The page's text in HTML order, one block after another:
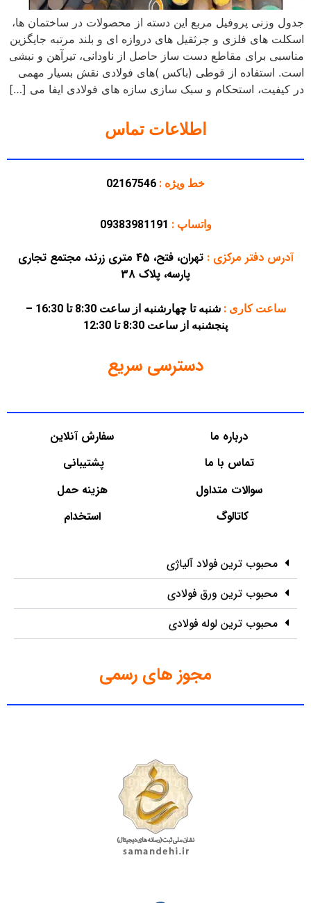
جدول وزنی پروفیل مربع این دسته از محصولات در ساختمان ها،
اسکلت های فلزی و جرثقیل های دروازه ای و بلند مرتبه جایگزین
مناسبی برای مقاطع دست ساز حاصل از ناودانی، تیرآهن و نبشی
است. استفاده از قوطی (باکس )های فولادی نقش بسیار مهمی
در کیفیت، استحکام و سبک سازی سازه های فولادی ایفا می […]
اطلاعات تماس
خط ویژه : 02167546
واتساپ : 09383981191
آدرس دفتر مرکزی:
تهران، فتح، 45 متری زرند، مجتمع تجاری
پارسه، پلاک 38
ساعت کاری :
شنبه تا چهارشنبه از ساعت 8:30 تا 16:30 –
پنجشنبه از ساعت 8:30 تا 12:30
دسترسی سریع
درباره ما
تماس با ما
سوالات متداول
کاتالوگ
سفارش آنلاین
پشتیبانی
هزینه حمل
استخدام
محبوب ترین فولاد آلیاژی
محبوب ترین ورق فولادی
محبوب ترین لوله فولادی
مجوز های رسمی